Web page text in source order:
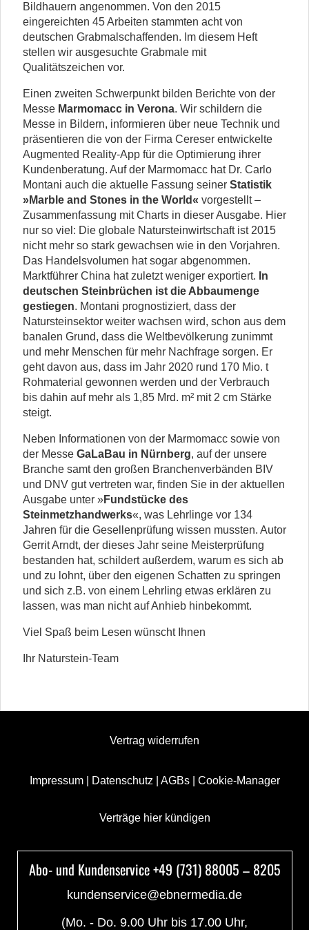
Bildhauern angenommen. Von den 2015
eingereichten 45 Arbeiten stammten acht von
deutschen Grabmalschaffenden. Im diesem Heft
stellen wir ausgesuchte Grabmale mit
Qualitätszeichen vor.
Einen zweiten Schwerpunkt bilden Berichte von der
Messe Marmomacc in Verona. Wir schildern die
Messe in Bildern, informieren über neue Technik und
präsentieren die von der Firma Cereser entwickelte
Augmented Reality-App für die Optimierung ihrer
Kundenberatung. Auf der Marmomacc hat Dr. Carlo
Montani auch die aktuelle Fassung seiner Statistik
»Marble and Stones in the World« vorgestellt –
Zusammenfassung mit Charts in dieser Ausgabe. Hier
nur so viel: Die globale Natursteinwirtschaft ist 2015
nicht mehr so stark gewachsen wie in den Vorjahren.
Das Handelsvolumen hat sogar abgenommen.
Marktführer China hat zuletzt weniger exportiert. In
deutschen Steinbrüchen ist die Abbaumenge
gestiegen. Montani prognostiziert, dass der
Natursteinsektor weiter wachsen wird, schon aus dem
banalen Grund, dass die Weltbevölkerung zunimmt
und mehr Menschen für mehr Nachfrage sorgen. Er
geht davon aus, dass im Jahr 2020 rund 170 Mio. t
Rohmaterial gewonnen werden und der Verbrauch
bis dahin auf mehr als 1,85 Mrd. m² mit 2 cm Stärke
steigt.
Neben Informationen von der Marmomacc sowie von
der Messe GaLaBau in Nürnberg, auf der unsere
Branche samt den großen Branchenverbänden BIV
und DNV gut vertreten war, finden Sie in der aktuellen
Ausgabe unter »Fundstücke des
Steinmetzhandwerks«, was Lehrlinge vor 134
Jahren für die Gesellenprüfung wissen mussten. Autor
Gerrit Arndt, der dieses Jahr seine Meisterprüfung
bestanden hat, schildert außerdem, warum es sich ab
und zu lohnt, über den eigenen Schatten zu springen
und sich z.B. von einem Lehrling etwas erklären zu
lassen, was man nicht auf Anhieb hinbekommt.
Viel Spaß beim Lesen wünscht Ihnen
Ihr Naturstein-Team
Vertrag widerrufen
Impressum| Datenschutz AGBs| Cookie-Manager
Verträge hier kündigen
Abo- und Kundenservice +49 (731) 88005 – 8205
kundenservice@ebnermedia.de
(Mo. - Do. 9.00 Uhr bis 17.00 Uhr,